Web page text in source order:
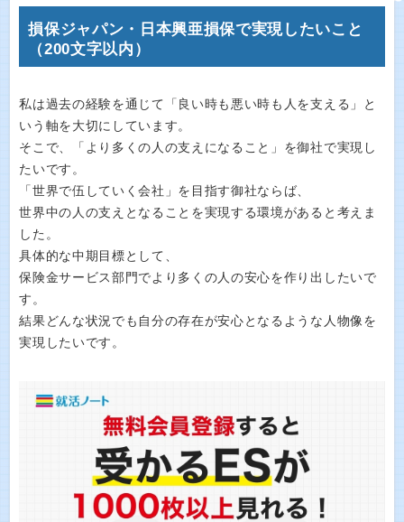
損保ジャパン・日本興亜損保で実現したいこと
（200文字以内）
私は過去の経験を通じて「良い時も悪い時も人を支える」と
いう軸を大切にしています。
そこで、「より多くの人の支えになること」を御社で実現し
たいです。
「世界で伍していく会社」を目指す御社ならば、
世界中の人の支えとなることを実現する環境があると考えま
した。
具体的な中期目標として、
保険金サービス部門でより多くの人の安心を作り出したいで
す。
結果どんな状況でも自分の存在が安心となるような人物像を
実現したいです。